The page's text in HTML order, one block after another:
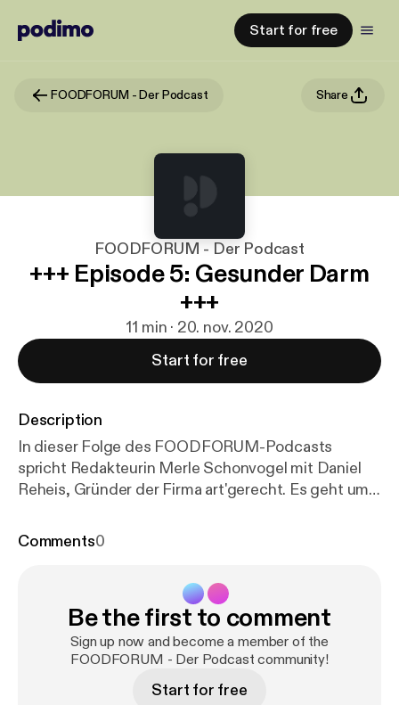
Start for free
FOODFORUM - Der Podcast Share
FOODFORUM - Der Podcast
+++ Episode 5: Gesunder Darm
+++
11 min · 20. nov. 2020
Start for free
Description
In dieser Folge des FOODFORUM-Podcasts
spricht Redakteurin Merle Schonvogel mit Daniel
Reheis, Gründer der Firma art'gerecht. Es geht um
Ernährung und Lebensstil dafür tun können. Viel
Comments0
Be the first to comment
Sign up now and become a member of the
FOODFORUM - Der Podcast community!
Start for free